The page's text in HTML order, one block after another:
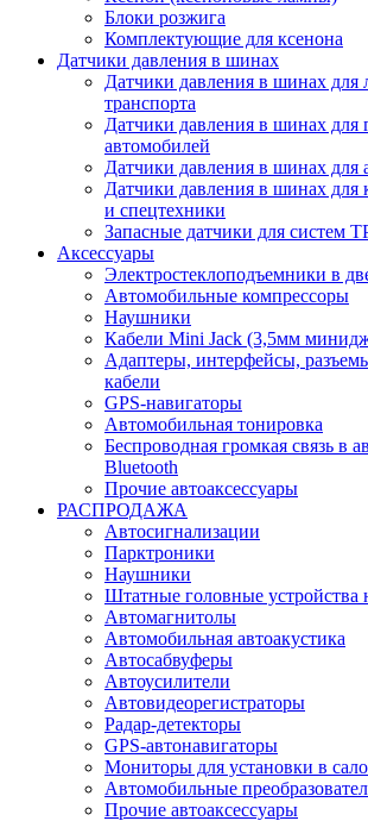
Блоки розжига
Комплектующие для ксенона
Датчики давления в шинах
Датчики давления в шинах для
транспорта
Датчики давления в шинах для
автомобилей
Датчики давления в шинах для
Датчики давления в шинах для
и спецтехники
Запасные датчики для систем
Аксессуары
Электростеклоподъемники в
Автомобильные компрессоры
Наушники
Кабели Mini Jack (3,5мм
Адаптеры, интерфейсы,
кабели
GPS-навигаторы
Автомобильная тонировка
Беспроводная громкая связь в
Bluetooth
Прочие автоаксессуары
РАСПРОДАЖА
Автосигнализации
Парктроники
Наушники
Штатные головные устройства
Автомагнитолы
Автомобильная автоакустика
Автосабвуферы
Автоусилители
Автовидеорегистраторы
Радар-детекторы
GPS-автонавигаторы
Мониторы для установки в
Автомобильные
Прочие автоаксессуары